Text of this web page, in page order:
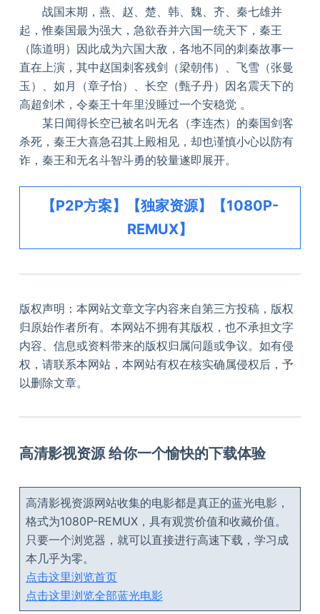
战国末期，燕、赵、楚、韩、魏、齐、秦七雄并
起，惟秦国最为强大，急欲吞并六国一统天下，秦王
（陈道明）因此成为六国大敌，各地不同的刺秦故事一
直在上演，其中赵国刺客残剑（梁朝伟）、飞雪（张曼
玉）、如月（章子怡）、长空（甄子丹）因名震天下的
高超剑术，令秦王十年里没睡过一个安稳觉 。
某日闻得长空已被名叫无名（李连杰）的秦国剑客
杀死，秦王大喜急召其上殿相见，却也谨慎小心以防有
诈，秦王和无名斗智斗勇的较量遂即展开。
【P2P方案】【独家资源】【1080P-
REMUX】
版权声明：本网站文章文字内容来自第三方投稿，版权
归原始作者所有。本网站不拥有其版权，也不承担文字
内容、信息或资料带来的版权归属问题或争议。如有侵
权，请联系本网站，本网站有权在核实确属侵权后，予
以删除文章。
高清影视资源 给你一个愉快的下载体验
高清影视资源网站收集的电影都是真正的蓝光电影，
格式为1080P-REMUX，具有观赏价值和收藏价值。
只要一个浏览器，就可以直接进行高速下载，学习成
本几乎为零。
点击这里浏览首页
点击这里浏览全部蓝光电影